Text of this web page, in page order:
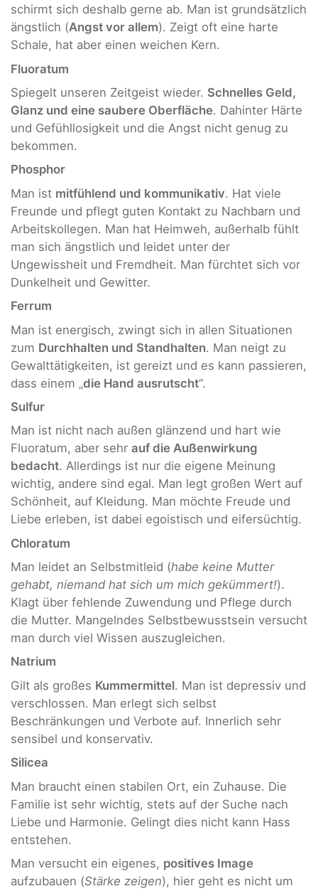
schirmt sich deshalb gerne ab. Man ist grundsätzlich
ängstlich (Angst vor allem). Zeigt oft eine harte
Schale, hat aber einen weichen Kern.
Fluoratum
Spiegelt unseren Zeitgeist wieder. Schnelles Geld,
Glanz und eine saubere Oberfläche. Dahinter Härte
und Gefühllosigkeit und die Angst nicht genug zu
bekommen.
Phosphor
Man ist mitfühlend und kommunikativ. Hat viele
Freunde und pflegt guten Kontakt zu Nachbarn und
Arbeitskollegen. Man hat Heimweh, außerhalb fühlt
man sich ängstlich und leidet unter der
Ungewissheit und Fremdheit. Man fürchtet sich vor
Dunkelheit und Gewitter.
Ferrum
Man ist energisch, zwingt sich in allen Situationen
zum Durchhalten und Standhalten. Man neigt zu
Gewalttätigkeiten, ist gereizt und es kann passieren,
dass einem „die Hand ausrutscht“.
Sulfur
Man ist nicht nach außen glänzend und hart wie
Fluoratum, aber sehr auf die Außenwirkung
bedacht. Allerdings ist nur die eigene Meinung
wichtig, andere sind egal. Man legt großen Wert auf
Schönheit, auf Kleidung. Man möchte Freude und
Liebe erleben, ist dabei egoistisch und eifersüchtig.
Chloratum
Man leidet an Selbstmitleid (habe keine Mutter
gehabt, niemand hat sich um mich gekümmert!).
Klagt über fehlende Zuwendung und Pflege durch
die Mutter. Mangelndes Selbstbewusstsein versucht
man durch viel Wissen auszugleichen.
Natrium
Gilt als großes Kummermittel. Man ist depressiv und
verschlossen. Man erlegt sich selbst
Beschränkungen und Verbote auf. Innerlich sehr
sensibel und konservativ.
Silicea
Man braucht einen stabilen Ort, ein Zuhause. Die
Familie ist sehr wichtig, stets auf der Suche nach
Liebe und Harmonie. Gelingt dies nicht kann Hass
entstehen.
Man versucht ein eigenes, positives Image
aufzubauen (Stärke zeigen), hier geht es nicht um